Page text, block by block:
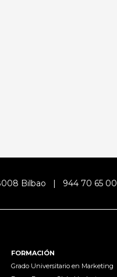
Bilbao | 944 70 65 00
FORMACIÓN
Grado Universitario en Marketing